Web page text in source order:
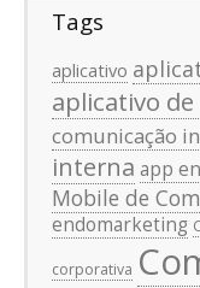
Tags
aplicativo
aplicativo
comunicação
interna app
Mobile de
endomarketing
corporativa